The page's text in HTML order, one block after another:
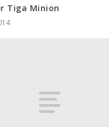
Tiga Minion